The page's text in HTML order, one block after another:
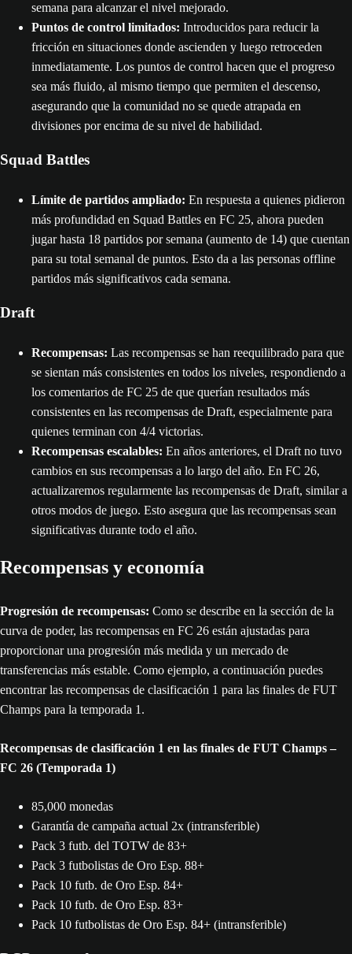
semana para alcanzar el nivel mejorado.
Puntos de control limitados: Introducidos para reducir la
fricción en situaciones donde ascienden y luego retroceden
inmediatamente. Los puntos de control hacen que el progreso
sea más fluido, al mismo tiempo que permiten el descenso,
asegurando que la comunidad no se quede atrapada en
divisiones por encima de su nivel de habilidad.
Squad Battles
Límite de partidos ampliado: En respuesta a quienes pidieron
más profundidad en Squad Battles en FC 25, ahora pueden
jugar hasta 18 partidos por semana (aumento de 14) que cuentan
para su total semanal de puntos. Esto da a las personas offline
partidos más significativos cada semana.
Draft
Recompensas: Las recompensas se han reequilibrado para que
se sientan más consistentes en todos los niveles, respondiendo a
los comentarios de FC 25 de que querían resultados más
consistentes en las recompensas de Draft, especialmente para
quienes terminan con 4/4 victorias.
Recompensas escalables: En años anteriores, el Draft no tuvo
cambios en sus recompensas a lo largo del año. En FC 26,
actualizaremos regularmente las recompensas de Draft, similar a
otros modos de juego. Esto asegura que las recompensas sean
significativas durante todo el año.
Recompensas y economía
Progresión de recompensas: Como se describe en la sección de la
curva de poder, las recompensas en FC 26 están ajustadas para
proporcionar una progresión más medida y un mercado de
transferencias más estable. Como ejemplo, a continuación puedes
encontrar las recompensas de clasificación 1 para las finales de FUT
Champs para la temporada 1.
Recompensas de clasificación 1 en las finales de FUT Champs –
FC 26 (Temporada 1)
85,000 monedas
Garantía de campaña actual 2x (intransferible)
Pack 3 futb. del TOTW de 83+
Pack 3 futbolistas de Oro Esp. 88+
Pack 10 futb. de Oro Esp. 84+
Pack 10 futb. de Oro Esp. 83+
Pack 10 futbolistas de Oro Esp. 84+ (intransferible)